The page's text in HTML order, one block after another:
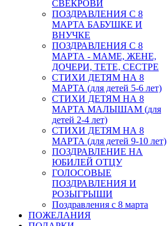
СВЕКРОВИ
ПОЗДРАВЛЕНИЯ С 8
МАРТА БАБУШКЕ И
ВНУЧКЕ
ПОЗДРАВЛЕНИЯ С 8
МАРТА - МАМЕ, ЖЕНЕ,
ДОЧЕРИ, ТЕТЕ, СЕСТРЕ
СТИХИ ДЕТЯМ НА 8
МАРТА (для детей 5-6 лет)
СТИХИ ДЕТЯМ НА 8
МАРТА МАЛЫШАМ (для
детей 2-4 лет)
СТИХИ ДЕТЯМ НА 8
МАРТА (для детей 9-10 лет)
ПОЗДРАВЛЕНИЕ НА
ЮБИЛЕЙ ОТЦУ
ГОЛОСОВЫЕ
ПОЗДРАВЛЕНИЯ И
РОЗЫГРЫШИ
Поздравления с 8 марта
ПОЖЕЛАНИЯ